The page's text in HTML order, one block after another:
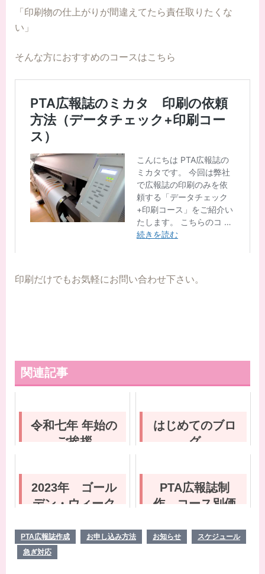
「印刷物の仕上がりが間違えてたら責任取りたくな
い」
そんな方におすすめのコースはこちら
印刷だけでもお気軽にお問い合わせ下さい。
関連記事
令和七年 年始の
ご挨拶
はじめてのブロ
グ
2023年 ゴール
デン・ウィーク
せ
PTA広報誌制
作 コース別価
PTA広報誌作成 お申し込み方法 お知らせ
スケジュール
急ぎ対応